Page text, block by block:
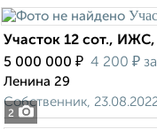
2
Участок 12 сот., ИЖС,
5 000 000 ₽ 4 200 ₽
Ленина 29
Собственник,